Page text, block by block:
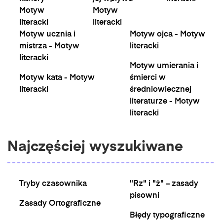
Motyw
literacki
Motyw
literacki
Motyw ucznia i
mistrza - Motyw
literacki
Motyw kata - Motyw
literacki
Motyw ojca - Motyw
literacki
Motyw umierania i
śmierci w
średniowiecznej
literaturze - Motyw
literacki
Najczęściej wyszukiwane
Tryby czasownika
Zasady Ortograficzne
"Rz" i "ż" – zasady
pisowni
Błędy typograficzne